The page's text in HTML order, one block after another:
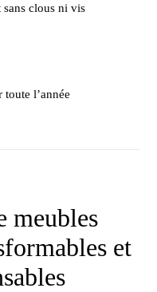
sans clous ni vis
l’année
meubles
et